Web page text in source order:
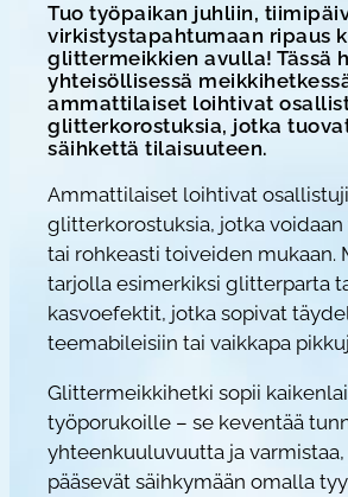
Tuo työpaikan juhliin,
virkistystapahtumaan ripaus
glittermeikkien avulla! Tässä
yhteisöllisessä
ammattilaiset loihtivat
glitterkorostuksia, jotka
säihkettä tilaisuuteen.
Ammattilaiset loihtivat
glitterkorostuksia, jotka
tai rohkeasti toiveiden mukaan.
tarjolla esimerkiksi glitterparta
kasvoefektit, jotka sopivat
teemabileisiin tai vaikkapa
Glittermeikkihetki sopii
työporukoille – se keventää
yhteenkuuluvuutta ja
pääsevät säihkymään omalla